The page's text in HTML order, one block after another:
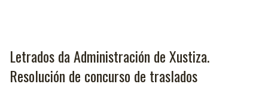
Letrados da Administración de Xustiza.
Resolución de concurso de traslados